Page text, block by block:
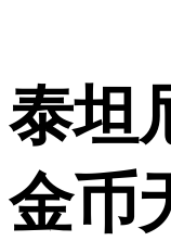
泰坦
金币